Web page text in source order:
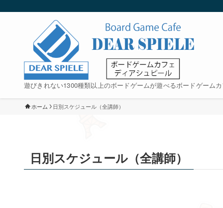
遊びきれない1300種類以上のボードゲームが遊べるボードゲーム
ホーム 日別スケジュール（全講師）
日別スケジュール（全講師）